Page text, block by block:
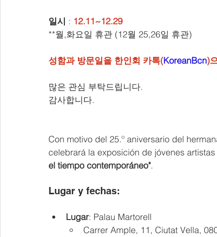
일시 : 12.11~12.29
**월,화요일 휴관 (12월 25,26일 휴관)
성함과 방문일을 한인회 카톡(KoreanBcn)
많은 관심 부탁드립니다.
감사합니다.
Con motivo del 25.º aniversario del
celebrará la exposición de jóvenes
el tiempo contemporáneo".
Lugar y fechas:
Lugar: Palau Martorell
Carrer Ample, 11, Ciutat Vella,